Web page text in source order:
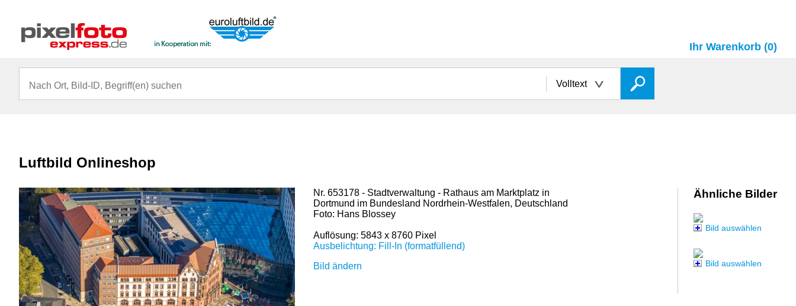
Ihr Warenkorb (0)
Volltext
Luftbild Onlineshop
Nr. 653178 - Stadtverwaltung - Rathaus am Marktplatz in
Dortmund im Bundesland Nordrhein-Westfalen, Deutschland
Foto: Hans Blossey
Auflösung: 5843 x 8760 Pixel
Ausbelichtung: Fill-In (formatfüllend)
Bild ändern
Ähnliche Bilder
Bild auswählen
Bild auswählen